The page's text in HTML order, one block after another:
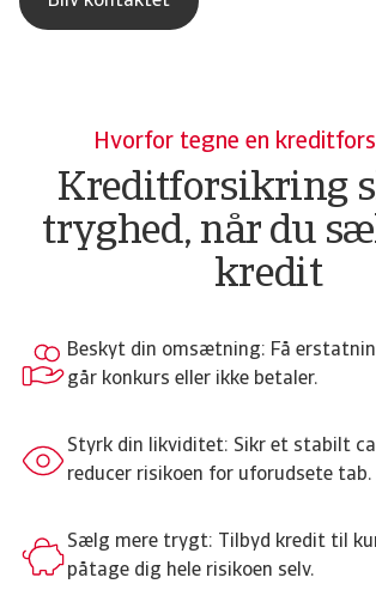
Hvorfor tegne en
Kreditforsikring
tryghed, når du
kredit
Beskyt din omsætning: Få
går konkurs eller ikke betaler.
Styrk din likviditet: Sikr et stabilt
reducer risikoen for uforudsete tab.
Sælg mere trygt: Tilbyd kredit til
påtage dig hele risikoen selv.